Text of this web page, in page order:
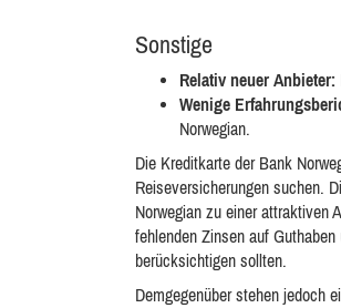
Sonstige
Relativ neuer Anbieter:
Wenige
Norwegian.
Die Kreditkarte der Bank
Reiseversicherungen suchen.
Norwegian zu einer attraktiven
fehlenden Zinsen auf
berücksichtigen sollten.
Demgegenüber stehen jedoch